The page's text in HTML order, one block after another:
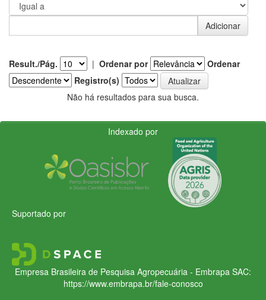
Result./Pág. | Ordenar por
Ordenar
Registro(s)
Não há resultados para sua busca.
Indexado por
Suportado por
Empresa Brasileira de Pesquisa Agropecuária - Embrapa SAC:
https://www.embrapa.br/fale-conosco